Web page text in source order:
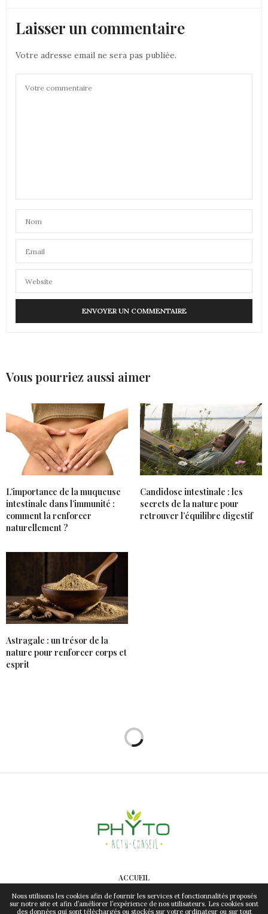
Laisser un commentaire
Votre adresse email ne sera pas publiée.
Vous pourriez aussi aimer
L’importance de la muqueuse
intestinale dans l’immunité :
comment la renforcer
naturellement ?
Candidose intestinale : les
secrets de la nature pour
retrouver l’équilibre digestif
Astragale : un trésor de la
nature pour renforcer corps et
esprit
ACCUEIL
CONTACT
Nous utilisons les cookies afin de fournir les services et fonctionnalités proposés
sur notre site et afin d’améliorer l’expérience de nos utilisateurs. Les cookies sont
des données qui sont téléchargés ou stockés sur votre ordinateur ou sur tout